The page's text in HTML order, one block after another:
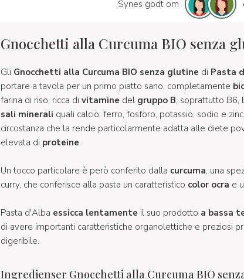
Synes godt om
Gnocchetti alla Curcuma BIO senza
Gli Gnocchetti alla Curcuma BIO senza glutine di Pasta
portare a tavola per un primo piatto sano, completamente
farina di riso, ricca di vitamine del gruppo B, soprattutto B6,
sali minerali quali calcio, ferro, fosforo, potassio, sodio e
circostanza che la rende particolarmente adatta alle diete
elevata di proteine.
Un tocco particolare è però conferito dalla curcuma, una
curry, che conferisce alla pasta un caratteristico color ocra e
Pasta d'Alba essicca lentamente il suo prodotto a bassa
di avere importanti caratteristiche organolettiche e preziosi
digeribile.
Ingredienser Gnocchetti alla Curcuma BIO